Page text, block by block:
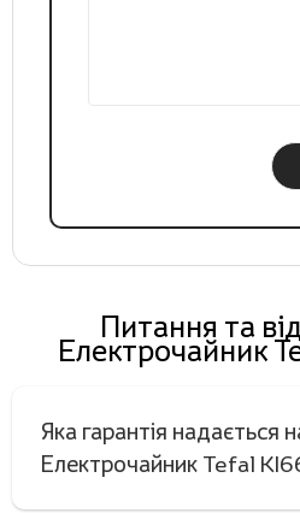
Питання та
Електрочайник
Яка гарантія надається
Електрочайник Tefal